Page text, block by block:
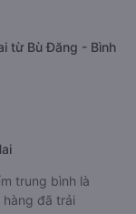
04:48, 05:18
đi An Khê -